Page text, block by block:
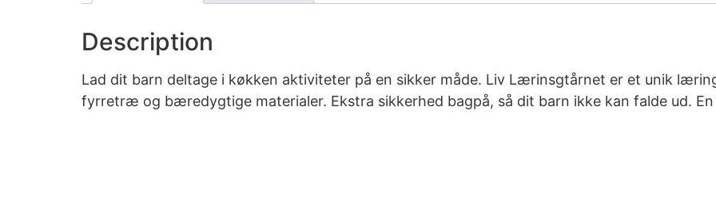
Description
Lad dit barn deltage i køkken aktiviteter på en sikker måde. Liv Lærinsgtårnet er et unik
fyrretræ og bæredygtige materialer. Ekstra sikkerhed bagpå, så dit barn ikke kan falde ud.